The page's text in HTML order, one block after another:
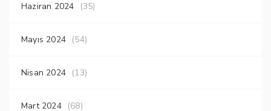
Haziran 2024 (35)
Mayıs 2024 (54)
Nisan 2024 (13)
Mart 2024 (68)